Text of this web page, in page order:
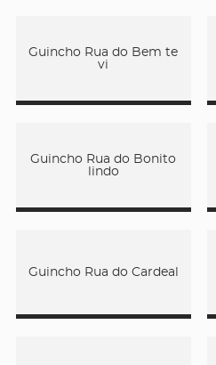
Guincho Rua do Bem te
vi
Guincho Rua do Bonito
lindo
Guincho Rua do Cardeal